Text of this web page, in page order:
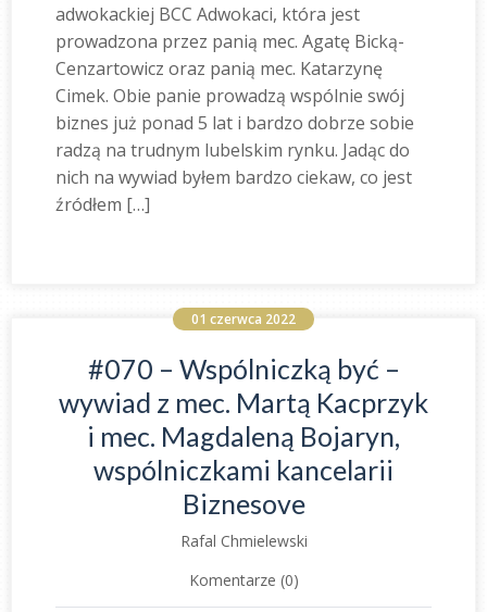
adwokackiej BCC Adwokaci, która jest
prowadzona przez panią mec. Agatę Bicką-
Cenzartowicz oraz panią mec. Katarzynę
Cimek. Obie panie prowadzą wspólnie swój
biznes już ponad 5 lat i bardzo dobrze sobie
radzą na trudnym lubelskim rynku. Jadąc do
nich na wywiad byłem bardzo ciekaw, co jest
źródłem […]
01 czerwca 2022
#070 – Wspólniczką być –
wywiad z mec. Martą Kacprzyk
i mec. Magdaleną Bojaryn,
wspólniczkami kancelarii
Biznesove
Rafal Chmielewski
Komentarze (0)